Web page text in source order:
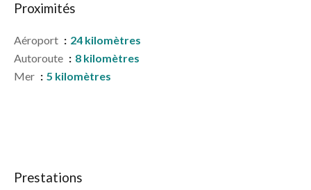
Proximités
Aéroport
24 kilomètres
Autoroute
8 kilomètres
Mer
5 kilomètres
Prestations